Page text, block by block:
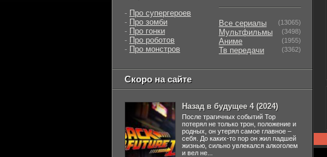
- Про супергероев
- Про зомби
- Про гонки
- Про роботов
- Про монстров
Все сериалы (13065)
Мультфильмы (3498)
Аниме (1955)
Тв передачи (3362)
Скоро на сайте
Назад в будущее 4 (2024)
После трагичных событий Тор
потерял не только трон, положение и
родных, он утерял самое главное –
себя. До каких-то пор он жил падшей
жизнью, сильно увлекался алкоголем
и вел не...